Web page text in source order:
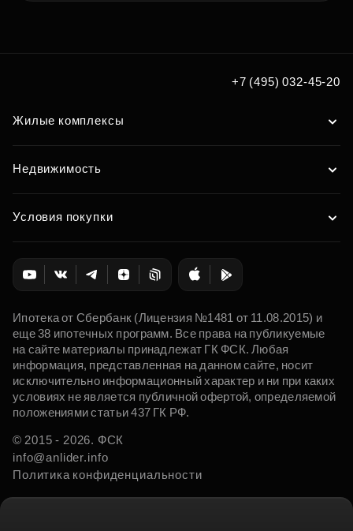
+7 (495) 032-45-20
Жилые комплексы
Недвижимость
Условия покупки
Ипотека от Сбербанк (Лицензия №1481 от 11.08.2015) и
еще 38 ипотечных программ. Все права на публикуемые
на сайте материалы принадлежат ГК ФСК. Любая
информация, представленная на данном сайте, носит
исключительно информационный характер и ни при каких
условиях не является публичной офертой, определяемой
положениями статьи 437 ГК РФ.
© 2015 - 2026. ФСК
info@anlider.info
Политика конфиденциальности